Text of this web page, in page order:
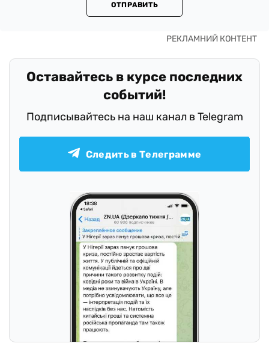
ОТПРАВИТЬ
Оставайтесь в курсе последних
событий!
Подписывайтесь на наш канал в Telegram
Следить в Телеграмме